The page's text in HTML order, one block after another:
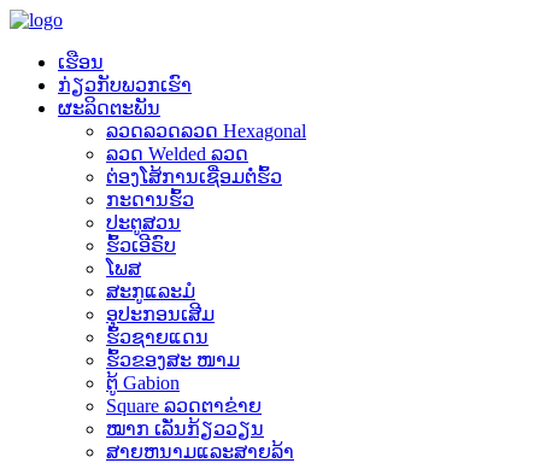
ເຮືອນ
ກ່ຽວ​ກັບ​ພວກ​ເຮົາ
ຜະລິດຕະພັນ
ລວດລວດລວດ Hexagonal
ລວດ Welded ລວດ
ຕ່ອງໂສ້ການເຊື່ອມຕໍ່ຮົ້ວ
ກະດານຮົ້ວ
ປະຕູສວນ
ຮົ້ວເອີຣົບ
ໂພສ
ສະກູແລະມໍ
ອຸປະກອນເສີມ
ຮົ້ວຊາຍແດນ
ຮົ້ວຂອງສະ ໜາມ
ຕູ້ Gabion
Square ລວດຕາຂ່າຍ
ໝາກ ເລັ່ນກ້ຽວວຽນ
ສາຍຫນາມແລະສາຍລ້າ